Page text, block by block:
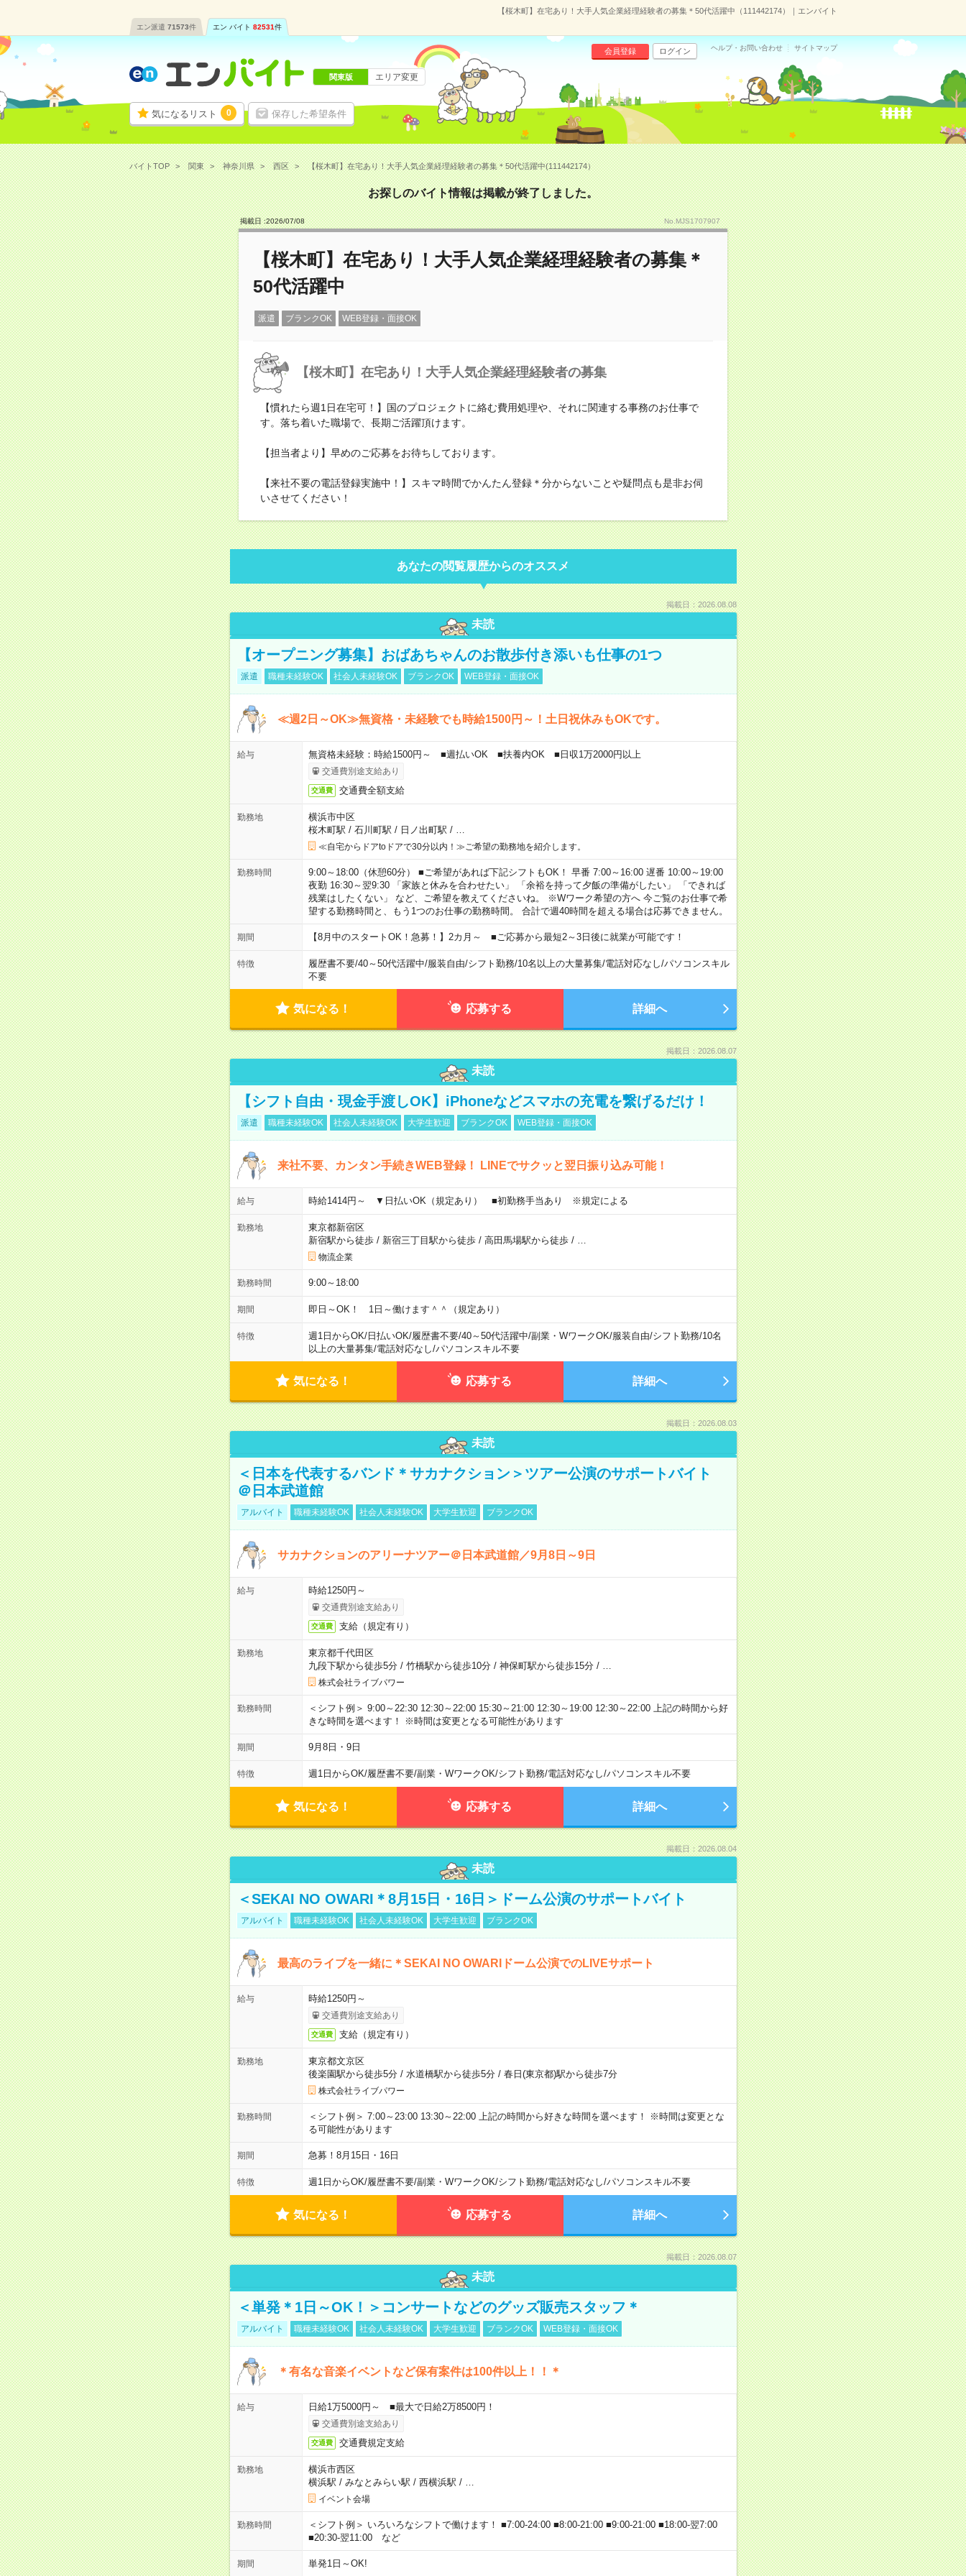
【桜木町】在宅あり！大手人気企業経理経験者の募集＊50代活躍中（111442174）｜エンバイト
エン派遣 71573件 エン バイト 82531件
気になるリスト 0 保存した希望条件
会員登録 ログイン ヘルプ・お問い合わせ サイトマップ
関東版 エリア変更
バイトTOP 関東 神奈川県 西区 【桜木町】在宅あり！大手人気企業経理経験者の募集＊50代活躍中(111442174）
お探しのバイト情報は掲載が終了しました。
掲載日 :2026/07/08 No.MJS1707907
【桜木町】在宅あり！大手人気企業経理経験者の募集＊
50代活躍中
派遣 ブランクOK WEB登録・面接OK
【桜木町】在宅あり！大手人気企業経理経験者の募集
【慣れたら週1日在宅可！】国のプロジェクトに絡む費用処理や、それに関連する事務のお仕事で
す。落ち着いた職場で、長期ご活躍頂けます。
【担当者より】早めのご応募をお待ちしております。
【来社不要の電話登録実施中！】スキマ時間でかんたん登録＊分からないことや疑問点も是非お伺
いさせてください！
あなたの閲覧履歴からのオススメ
掲載日：2026.08.08
未読
【オープニング募集】おばあちゃんのお散歩付き添いも仕事の1つ
派遣 職種未経験OK 社会人未経験OK ブランクOK WEB登録・面接OK
≪週2日～OK≫無資格・未経験でも時給1500円～！土日祝休みもOKです。
給与 無資格未経験：時給1500円～ ■週払いOK ■扶養内OK ■日収1万2000円以上
交通費別途支給あり
交通費 交通費全額支給
勤務地
横浜市中区
桜木町駅 / 石川町駅 / 日ノ出町駅 /
≪自宅からドアtoドアで30分以内！≫ご希望の勤務地を紹介します。
勤務時間
9:00～18:00（休憩60分） ■ご希望があれば下記シフトもOK！ 早番 7:00～16:00 遅番 10:00～19:00
夜勤 16:30～翌9:30 「家族と休みを合わせたい」 「余裕を持って夕飯の準備がしたい」 「できれば
残業はしたくない」 など、ご希望を教えてくださいね。 ※Wワーク希望の方へ 今ご覧のお仕事で希
望する勤務時間と、もう1つのお仕事の勤務時間。 合計で週40時間を超える場合は応募できません。
期間 【8月中のスタートOK！急募！】2カ月～ ■ご応募から最短2～3日後に就業が可能です！
特徴 履歴書不要/40～50代活躍中/服装自由/シフト勤務/10名以上の大量募集/電話対応なし/パソコンスキル
不要
気になる！ 応募する 詳細へ
掲載日：2026.08.07
未読
【シフト自由・現金手渡しOK】iPhoneなどスマホの充電を繋げるだけ！
派遣 職種未経験OK 社会人未経験OK 大学生歓迎 ブランクOK WEB登録・面接OK
来社不要、カンタン手続きWEB登録！ LINEでサクッと翌日振り込み可能！
給与 時給1414円～ ▼日払いOK（規定あり） ■初勤務手当あり ※規定による
勤務地
東京都新宿区
新宿駅から徒歩/ 新宿三丁目駅から徒歩/ 高田馬場駅から徒歩/
物流企業
勤務時間 9:00～18:00
期間 即日～OK！ 1日～働けます＾＾（規定あり）
特徴 週1日からOK/日払いOK/履歴書不要/40～50代活躍中/副業・WワークOK/服装自由/シフト勤務/10名
以上の大量募集/電話対応なし/パソコンスキル不要
気になる！ 応募する 詳細へ
掲載日：2026.08.03
未読
＜日本を代表するバンド＊サカナクション＞ツアー公演のサポートバイト
＠日本武道館
アルバイト 職種未経験OK 社会人未経験OK 大学生歓迎 ブランクOK
サカナクションのアリーナツアー＠日本武道館／9月8日～9日
給与 時給1250円～
交通費別途支給あり
交通費 支給（規定有り）
勤務地
東京都千代田区
九段下駅から徒歩5分/ 竹橋駅から徒歩10分/ 神保町駅から徒歩15分/
株式会社ライブパワー
勤務時間
＜シフト例＞ 9:00～22:30 12:30～22:00 15:30～21:00 12:30～19:00 12:30～22:00 上記の時間から好
きな時間を選べます！ ※時間は変更となる可能性があります
期間 9月8日・9日
特徴 週1日からOK/履歴書不要/副業・WワークOK/シフト勤務/電話対応なし/パソコンスキル不要
気になる！ 応募する 詳細へ
掲載日：2026.08.04
未読
＜SEKAI NO OWARI＊8月15日・16日＞ドーム公演のサポートバイト
アルバイト 職種未経験OK 社会人未経験OK 大学生歓迎 ブランクOK
最高のライブを一緒に＊SEKAI NO OWARIドーム公演でのLIVEサポート
給与 時給1250円～
交通費別途支給あり
交通費 支給（規定有り）
勤務地
東京都文京区
後楽園駅から徒歩5分/ 水道橋駅から徒歩5分/ 春日(東京都)駅から徒歩7分
株式会社ライブパワー
勤務時間
＜シフト例＞ 7:00～23:00 13:30～22:00 上記の時間から好きな時間を選べます！ ※時間は変更とな
る可能性があります
期間 急募！8月15日・16日
特徴 週1日からOK/履歴書不要/副業・WワークOK/シフト勤務/電話対応なし/パソコンスキル不要
気になる！ 応募する 詳細へ
掲載日：2026.08.07
未読
＜単発＊1日～OK！＞コンサートなどのグッズ販売スタッフ＊
アルバイト 職種未経験OK 社会人未経験OK 大学生歓迎 ブランクOK WEB登録・面接OK
＊有名な音楽イベントなど保有案件は100件以上！！＊
給与 日給1万5000円～ ■最大で日給2万8500円！
交通費別途支給あり
交通費 交通費規定支給
勤務地
横浜市西区
横浜駅 / みなとみらい駅 / 西横浜駅 /
イベント会場
勤務時間
＜シフト例＞ いろいろなシフトで働けます！ ■7:00-24:00 ■8:00-21:00 ■9:00-21:00 ■18:00-翌7:00
■20:30-翌11:00 など
期間 単発1日～OK!